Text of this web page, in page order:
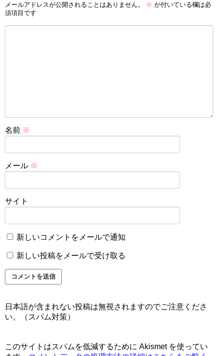
メールアドレスが公開されることはありません。 ※ が付いている欄は必
須項目です
名前 ※
メール ※
サイト
新しいコメントをメールで通知
新しい投稿をメールで受け取る
日本語が含まれない投稿は無視されますのでご注意くださ
い。（スパム対策）
このサイトはスパムを低減するために Akismet を使ってい